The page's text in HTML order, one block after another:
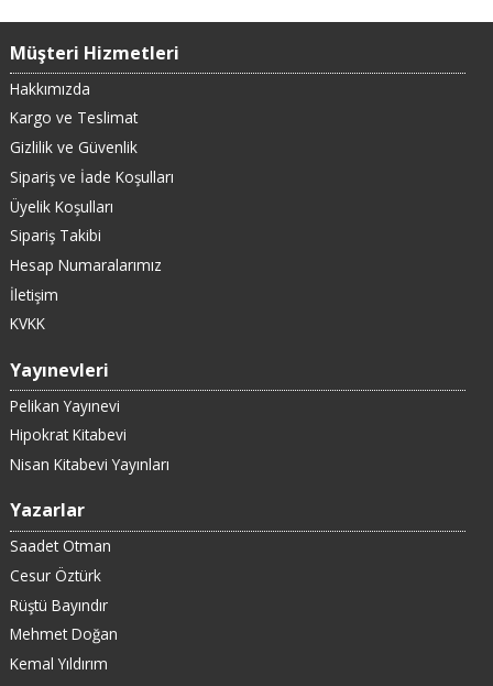
Müşteri Hizmetleri
Hakkımızda
Kargo ve Teslimat
Gizlilik ve Güvenlik
Sipariş ve İade Koşulları
Üyelik Koşulları
Sipariş Takibi
Hesap Numaralarımız
İletişim
KVKK
Yayınevleri
Pelikan Yayınevi
Hipokrat Kitabevi
Nisan Kitabevi Yayınları
Yazarlar
Saadet Otman
Cesur Öztürk
Rüştü Bayındır
Mehmet Doğan
Kemal Yıldırım